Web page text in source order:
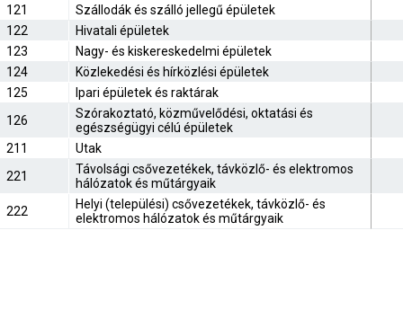
121
Szállodák és szálló jellegű épületek
122
Hivatali épületek
123
Nagy- és kiskereskedelmi épületek
124
Közlekedési és hírközlési épületek
125
Ipari épületek és raktárak
126
Szórakoztató, közművelődési, oktatási és
egészségügyi célú épületek
211
Utak
221
Távolsági csővezetékek, távközlő- és elektromos
hálózatok és műtárgyaik
222
Helyi (települési) csővezetékek, távközlő- és
elektromos hálózatok és műtárgyaik